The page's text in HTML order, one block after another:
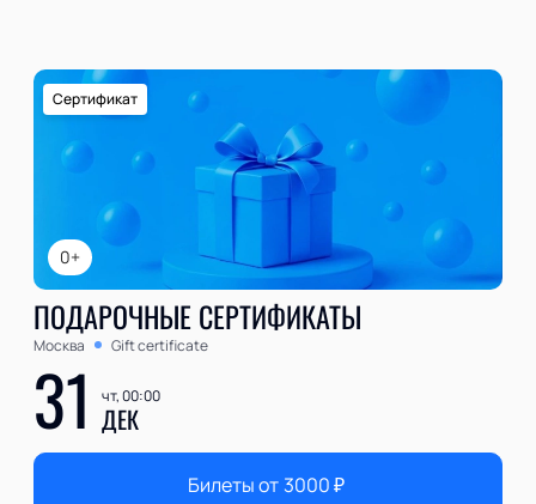
0+
Сертификат
ПОДАРОЧНЫЕ СЕРТИФИКАТЫ
Москва Gift certificate
31 чт, 00:00
ДЕК
Билеты от 3000₽